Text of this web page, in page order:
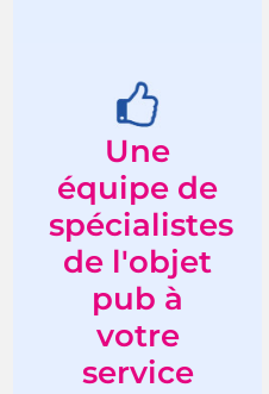
Une
équipe de
spécialistes
de l'objet
pub à
votre
service